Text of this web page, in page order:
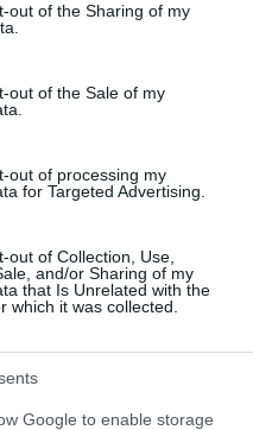
visit or usage behaviour. You
to Google and its third-party
below specified purposes in
out of the Sharing of my
out of the Sale of my
out of processing my
for Targeted Advertising.
out of Collection, Use,
and/or Sharing of my
that Is Unrelated with the
which it was collected.
Google to enable storage
σκαφος???